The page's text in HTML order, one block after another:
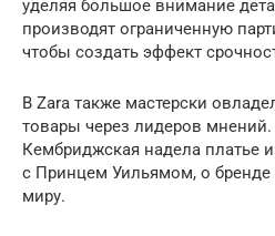
уделяя большое внимание
производят ограниченную
чтобы создать эффект
В Zara также мастерски
товары через лидеров мнений.
Кембриджская надела платье
с Принцем Уильямом, о бренде
миру.